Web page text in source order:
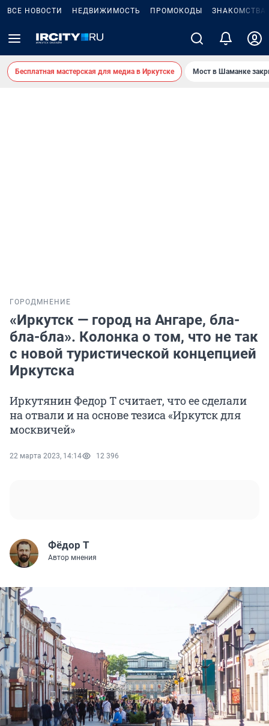
ВСЕ НОВОСТИ НЕДВИЖИМОСТЬ ПРОМОКОДЫ ЗНАКОМСТВА
Бесплатная мастерская для медиа в Иркутске Мост в Шаманке
ГОРОД МНЕНИЕ
«Иркутск — город на Ангаре, бла-
бла-бла». Колонка о том, что не так
с новой туристической концепцией
Иркутска
Иркутянин Федор Т считает, что ее сделали
на отвали и на основе тезиса «Иркутск для
москвичей»
22 марта 2023, 14:14 12 396
Фёдор Т
Автор мнения